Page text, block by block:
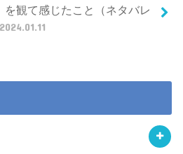
を観て感じたこと（ネタバレ
2024.01.11